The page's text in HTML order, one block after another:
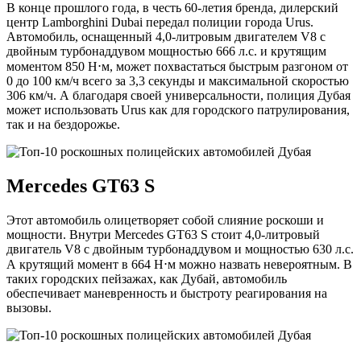
В конце прошлого года, в честь 60-летия бренда, дилерский
центр Lamborghini Dubai передал полиции города Urus.
Автомобиль, оснащенный 4,0-литровым двигателем V8 с
двойным турбонаддувом мощностью 666 л.с. и крутящим
моментом 850 Н⋅м, может похвастаться быстрым разгоном от
0 до 100 км/ч всего за 3,3 секунды и максимальной скоростью
306 км/ч. А благодаря своей универсальности, полиция Дубая
может использовать Urus как для городского патрулирования,
так и на бездорожье.
Mercedes GT63 S
Этот автомобиль олицетворяет собой слияние роскоши и
мощности. Внутри Mercedes GT63 S стоит 4,0-литровый
двигатель V8 с двойным турбонаддувом и мощностью 630 л.с.
А крутящий момент в 664 Н⋅м можно назвать невероятным. В
таких городских пейзажах, как Дубай, автомобиль
обеспечивает маневренность и быстроту реагирования на
вызовы.